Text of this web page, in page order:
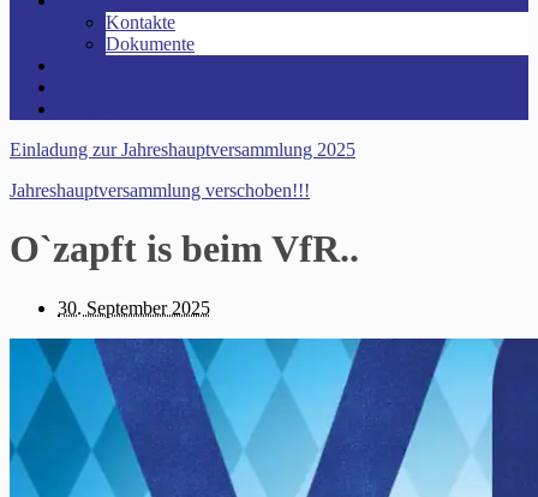
Kontakte
Dokumente
Einladung zur Jahreshauptversammlung 2025
Jahreshauptversammlung verschoben!!!
O`zapft is beim VfR..
30. September 2025